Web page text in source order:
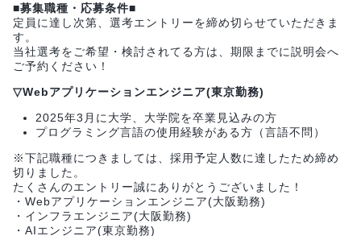
■募集職種・応募条件■
定員に達し次第、選考エントリーを締め切らせていただきま
す。
当社選考をご希望・検討されてる方は、期限までに説明会へ
ご予約ください！
▽Webアプリケーションエンジニア(東京勤務)
2025年3月に大学、大学院を卒業見込みの方
プログラミング言語の使用経験がある方（言語不問）
※下記職種につきましては、採用予定人数に達したため締め
切りました。
たくさんのエントリー誠にありがとうございました！
・Webアプリケーションエンジニア(大阪勤務)
・インフラエンジニア(大阪勤務)
・AIエンジニア(東京勤務)